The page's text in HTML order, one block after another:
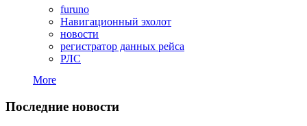
furuno
Навигационный эхолот
новости
регистратор данных рейса
РЛС
More
Последние новости